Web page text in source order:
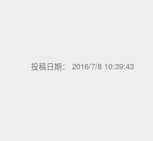
投稿日期： 2016/7/8 10:39:43